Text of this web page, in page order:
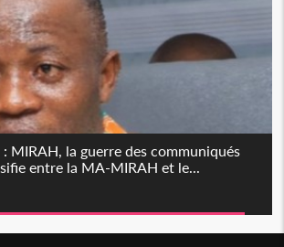
MIRAH, la guerre des communiqués
entre la MA-MIRAH et le...